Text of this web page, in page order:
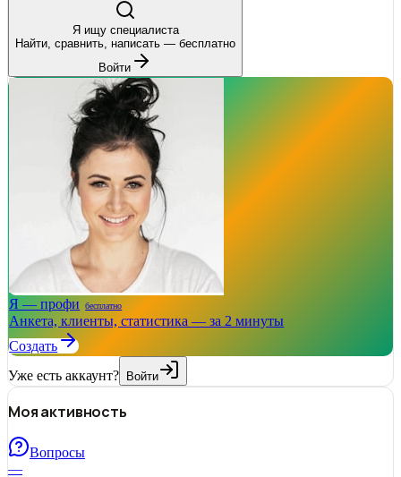
Я ищу специалиста
Найти, сравнить, написать — бесплатно
Войти
Я — профи бесплатно
Анкета, клиенты, статистика — за 2 минуты
Создать
Уже есть аккаунт? Войти
Моя активность
Вопросы
—